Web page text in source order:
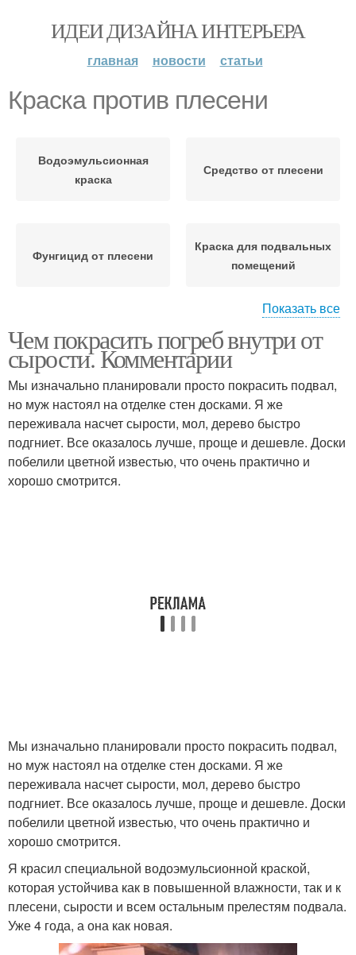
ИДЕИ ДИЗАЙНА ИНТЕРЬЕРА
главная новости статьи
Краска против плесени
Водоэмульсионная
краска
Средство от плесени
Фунгицид от плесени
Краска для подвальных
помещений
Акриловая краска
Средства против
подвальной плесени
Показать все
Чем покрасить погреб внутри от
сырости. Комментарии
Мы изначально планировали просто покрасить подвал,
но муж настоял на отделке стен досками. Я же
переживала насчет сырости, мол, дерево быстро
подгниет. Все оказалось лучше, проще и дешевле. Доски
побелили цветной известью, что очень практично и
хорошо смотрится.
Мы изначально планировали просто покрасить подвал,
но муж настоял на отделке стен досками. Я же
переживала насчет сырости, мол, дерево быстро
подгниет. Все оказалось лучше, проще и дешевле. Доски
побелили цветной известью, что очень практично и
хорошо смотрится.
Я красил специальной водоэмульсионной краской,
которая устойчива как в повышенной влажности, так и к
плесени, сырости и всем остальным прелестям подвала.
Уже 4 года, а она как новая.